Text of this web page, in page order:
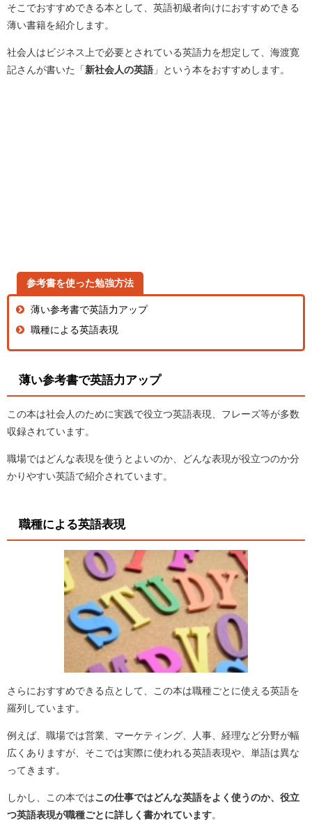
そこでおすすめできる本として、英語初級者向けにおすすめできる
薄い書籍を紹介します。
社会人はビジネス上で必要とされている英語力を想定して、海渡寛
記さんが書いた「 新社会人の英語 」という本をおすすめします。
参考書を使った勉強方法
薄い参考書で英語力アップ
職種による英語表現
薄い参考書で英語力アップ
この本は社会人のために実践で役立つ英語表現、フレーズ等が多数
収録されています。
職場ではどんな表現を使うとよいのか、どんな表現が役立つのか分
かりやすい英語で紹介されています。
職種による英語表現
さらにおすすめできる点として、この本は職種ごとに使える英語を
羅列しています。
例えば、職場では営業、マーケティング、人事、経理など分野が幅
広くありますが、そこでは実際に使われる英語表現や、単語は異な
ってきます。
しかし、この本ではこの仕事ではどんな英語をよく使うのか、役立
つ英語表現が職種ごとに詳しく書かれています。